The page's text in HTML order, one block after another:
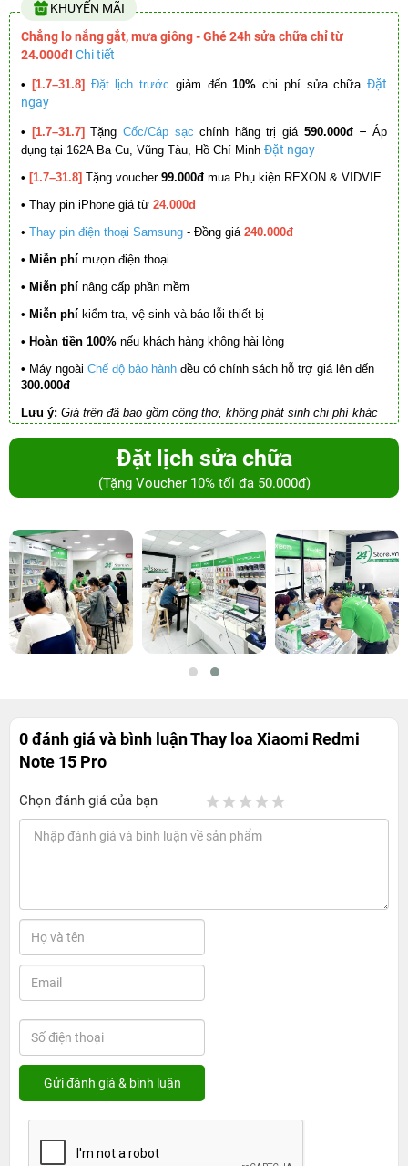
KHUYẾN MÃI
Chẳng lo nắng gắt, mưa giông - Ghé 24h sửa chữa chỉ từ
24.000đ! Chi tiết
• [1.7–31.8] Đặt lịch trước giảm đến10% chi phí sửa chữa Đặt
ngay
• [1.7–31.7] Tặng Cốc/Cáp sạc chính hãng trị giá 590.000đ –Áp
dụng tại 162A Ba Cu, Vũng Tàu, Hồ Chí Minh Đặt ngay
• [1.7–31.8] Tặng voucher 99.000đ mua Phụ kiện REXON & VIDVIE
• Thay pin iPhone giá từ 24.000đ
• Thay pin điện thoại Samsung - Đồng giá 240.000đ
• Miễn phí mượn điện thoại
• Miễn phí nâng cấp phần mềm
• Miễn phí kiểm tra, vệ sinh và báo lỗi thiết bị
• Hoàn tiền 100% nếu khách hàng không hài lòng
• Máy ngoài Chế độ bảo hành đều có chính sách hỗ trợ giá lên đến
300.000đ
Lưu ý: Giá trên đã bao gồm công thợ, không phát sinh chi phí khác
Đặt lịch sửa chữa
(Tặng Voucher 10% tối đa 50.000đ)
0 đánh giá và bình luậnThay loa Xiaomi Redmi
Note 15 Pro
Chọn đánh giá của bạn